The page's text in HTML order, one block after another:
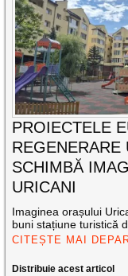
PROIECTELE
REGENERARE
SCHIMBĂ
URICANI
Imaginea orașului
buni stațiune turistică
CITEȘTE MAI
Distribuie acest articol